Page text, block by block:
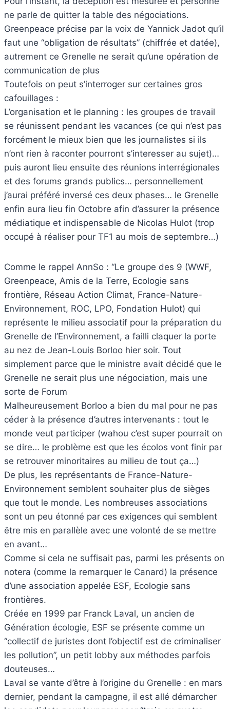
ne parle de quitter la table des négociations.
Greenpeace précise par la voix de Yannick Jadot qu’il
faut une “obligation de résultats” (chiffrée et datée),
autrement ce Grenelle ne serait qu’une opération de
communication de plus
Toutefois on peut s’interroger sur certaines gros
cafouillages :
L’organisation et le planning : les groupes de travail
se réunissent pendant les vacances (ce qui n’est pas
forcément le mieux bien que les journalistes si ils
n’ont rien à raconter pourront s’interesser au sujet)…
puis auront lieu ensuite des réunions interrégionales
et des forums grands publics… personnellement
j’aurai préféré inversé ces deux phases… le Grenelle
enfin aura lieu fin Octobre afin d’assurer la présence
médiatique et indispensable de Nicolas Hulot (trop
occupé à réaliser pour TF1 au mois de septembre…)
Comme le rappel AnnSo : “Le groupe des 9 (WWF,
Greenpeace, Amis de la Terre, Ecologie sans
frontière, Réseau Action Climat, France-Nature-
Environnement, ROC, LPO, Fondation Hulot) qui
représente le milieu associatif pour la préparation du
Grenelle de l’Environnement, a failli claquer la porte
au nez de Jean-Louis Borloo hier soir. Tout
simplement parce que le ministre avait décidé que le
Grenelle ne serait plus une négociation, mais une
sorte de Forum
Malheureusement Borloo a bien du mal pour ne pas
céder à la présence d’autres intervenants : tout le
monde veut participer (wahou c’est super pourrait on
se dire… le problème est que les écolos vont finir par
se retrouver minoritaires au milieu de tout ça…)
De plus, les représentants de France-Nature-
Environnement semblent souhaiter plus de sièges
que tout le monde. Les nombreuses associations
sont un peu étonné par ces exigences qui semblent
être mis en parallèle avec une volonté de se mettre
en avant…
Comme si cela ne suffisait pas, parmi les présents on
notera (comme la remarquer le Canard) la présence
d’une association appelée ESF, Ecologie sans
frontières.
Créée en 1999 par Franck Laval, un ancien de
Génération écologie, ESF se présente comme un
“collectif de juristes dont l’objectif est de criminaliser
les pollution”, un petit lobby aux méthodes parfois
douteuses…
Laval se vante d’être à l’origine du Grenelle : en mars
dernier, pendant la campagne, il est allé démarcher